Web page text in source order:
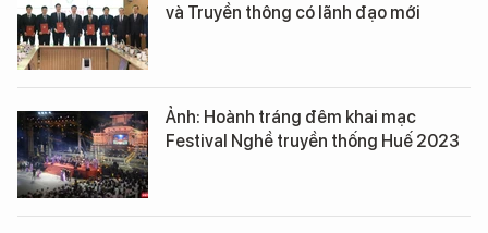
và Truyền thông có lãnh đạo mới
Ảnh: Hoành tráng đêm khai mạc
Festival Nghề truyền thống Huế 2023